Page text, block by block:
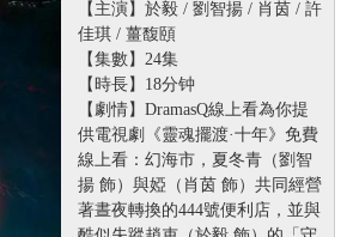
【主演】於毅 / 劉智揚 / 肖茵 / 許
佳琪 / 薑馥頤
【集數】24集
【時長】18分钟
【劇情】DramasQ線上看為你提
供電視劇《靈魂擺渡·十年》免費
線上看：幻海市，夏冬青（劉智
揚 飾）與婭（肖茵 飾）共同經營
著晝夜轉換的444號便利店，並與